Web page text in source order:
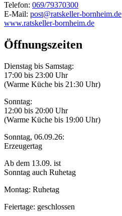
Telefon: 069/79370300
E-Mail: post@ratskeller-bornheim.de
www.ratskeller-bornheim.de
Öffnungszeiten
Dienstag bis Samstag:
17:00 bis 23:00 Uhr
(Warme Küche bis 21:30 Uhr)
Sonntag:
12:00 bis 20:00 Uhr
(Warme Küche bis 19:00 Uhr)
Sonntag, 06.09.26:
Erzeugertag
Ab dem 13.09. ist
Sonntag auch Ruhetag
Montag: Ruhetag
Feiertage: geschlossen